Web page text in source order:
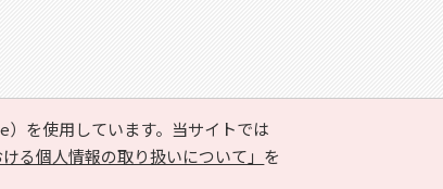
を使用しています。当サイトでは
る個人情報の取り扱いについて」 を